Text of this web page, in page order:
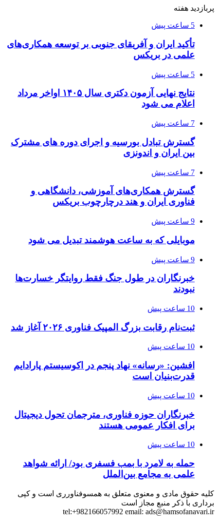
پربازدید هفته
5 ساعت پیش
تأکید ایران و آفریقای جنوبی بر توسعه همکاری‌های
علمی در بریکس
5 ساعت پیش
نتایج نهایی آزمون دکتری سال ۱۴۰۵ اواخر مرداد
اعلام می شود
7 ساعت پیش
گسترش تبادل بورسیه و اجرای دوره های مشترک
بین ایران و اندونزی
7 ساعت پیش
گسترش همکاری‌های آموزشی، دانشگاهی و
فناوری ایران و هند درچارچوب بریکس
9 ساعت پیش
موبایلی که به ساعت هوشمند تبدیل می شود
9 ساعت پیش
خبرنگاران در طول جنگ فقط روایتگر خسارت‌ها
نبودند
10 ساعت پیش
ثبت‌نام رقابت بزرگ المپیک فناوری ۲۰۲۶ آغاز شد
10 ساعت پیش
افشین: «رسانه» نهاد پنجم در اکوسیستم پارادایم
قدرت‌بنیان است
10 ساعت پیش
خبرنگاران حوزه فناوری، مترجمان تحول دیجیتال
برای افکار عمومی هستند
10 ساعت پیش
حمله به لامرد با بمب فسفری بود/ ارائه شواهد
علمی به مجامع بین‌الملل
کلیه حقوق مادی و معنوی متعلق به همسوفناورری است و کپی
برداری با ذکر منبع مجاز است
tel:+982166057992 email: ads@hamsofanavari.ir